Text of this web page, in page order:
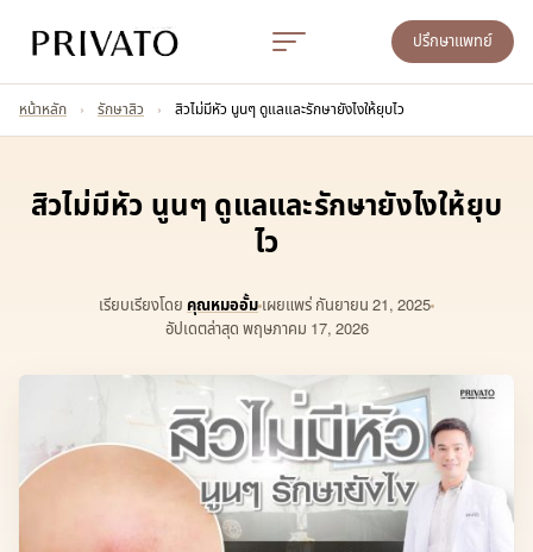
ปรึกษาแพทย์
หน้าหลัก › รักษาสิว › สิวไม่มีหัว นูนๆ ดูแลและรักษายังไงให้ยุบไว
สิวไม่มีหัว นูนๆ ดูแลและรักษายังไงให้ยุบ
ไว
เรียบเรียงโดย คุณหมออั้ม เผยแพร่ กันยายน 21, 2025
อัปเดตล่าสุด พฤษภาคม 17, 2026